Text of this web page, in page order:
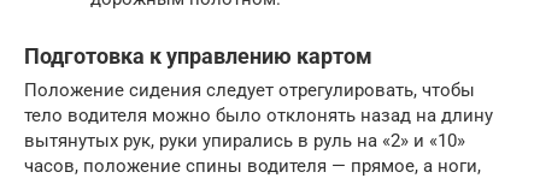
Подготовка к управлению картом
Положение сидения следует отрегулировать, чтобы
тело водителя можно было отклонять назад на длину
вытянутых рук, руки упирались в руль на «2» и «10»
часов, положение спины водителя — прямое, а ноги,